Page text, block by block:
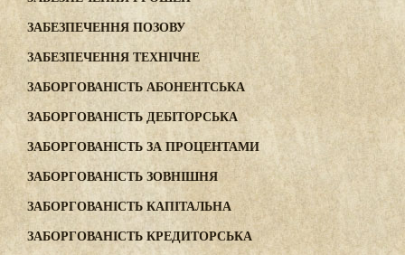
ЗАБЕЗПЕЧЕННЯ ПОЗОВУ
ЗАБЕЗПЕЧЕННЯ ТЕХНІЧНЕ
ЗАБОРГОВАНІСТЬ АБОНЕНТСЬКА
ЗАБОРГОВАНІСТЬ ДЕБІТОРСЬКА
ЗАБОРГОВАНІСТЬ ЗА ПРОЦЕНТАМИ
ЗАБОРГОВАНІСТЬ ЗОВНІШНЯ
ЗАБОРГОВАНІСТЬ КАПІТАЛЬНА
ЗАБОРГОВАНІСТЬ КРЕДИТОРСЬКА